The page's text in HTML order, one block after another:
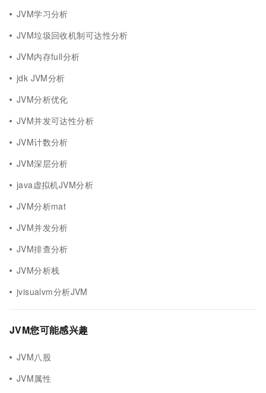
JVM学习分析
JVM垃圾回收机制可达性分析
JVM内存full分析
jdk JVM分析
JVM分析优化
JVM并发可达性分析
JVM计数分析
JVM深层分析
java虚拟机JVM分析
JVM分析mat
JVM并发分析
JVM排查分析
JVM分析栈
jvisualvm分析JVM
JVM您可能感兴趣
JVM八股
JVM属性